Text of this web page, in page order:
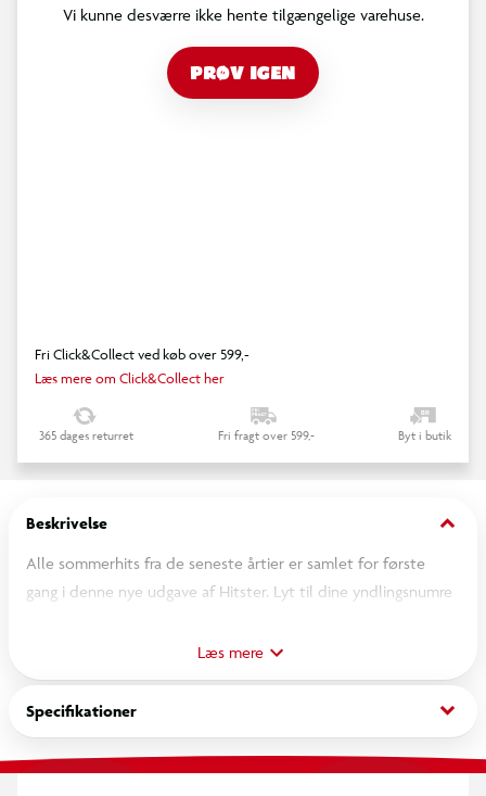
Vi kunne desværre ikke hente tilgængelige varehuse.
PRØV IGEN
Fri Click&Collect ved køb over 599,-
Læs mere om Click&Collect her
365 dages returret Fri fragt over 599,- Byt i butik
Beskrivelse keyboard_arrow_down
Alle sommerhits fra de seneste årtier er samlet for første
gang i denne nye udgave af Hitster. Lyt til dine yndlingsnumre
første placerer 10 sange i kronologisk rækkefølge, vinder titlen
som HITSTER. Denne udgave kan kombineres med alle andre
Hitster-spil!
Læs mere
Specifikationer keyboard_arrow_down